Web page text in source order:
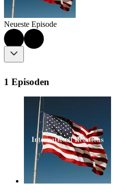
Neueste Episode
1 Episoden